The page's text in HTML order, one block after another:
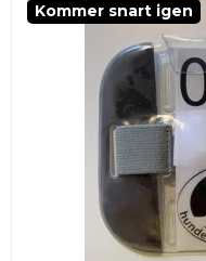
Kommer snart igen